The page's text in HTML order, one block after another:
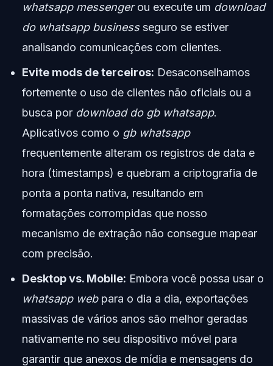
whatsapp messengerou execute um download
do whatsapp businessseguro se estiver
analisando comunicações com clientes.
Evite mods de terceiros: Desaconselhamos
fortemente o uso de clientes não oficiais ou a
busca por download do gb whatsapp.
Aplicativos como o gb whatsapp
frequentemente alteram os registros de data e
hora (timestamps) e quebram a criptografia de
ponta a ponta nativa, resultando em
formatações corrompidas que nosso
mecanismo de extração não consegue mapear
com precisão.
Desktop vs. Mobile: Embora você possa usar o
whatsapp webpara o dia a dia, exportações
massivas de vários anos são melhor geradas
nativamente no seu dispositivo móvel para
garantir que anexos de mídia e mensagens do